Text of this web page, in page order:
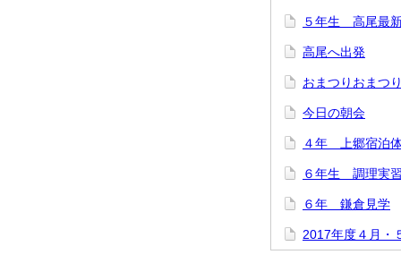
５年生 高尾最
高尾へ出発
おまつりおまつり
今日の朝会
４年 上郷宿泊
６年生 調理実習
６年 鎌倉見学
2017年度４月・